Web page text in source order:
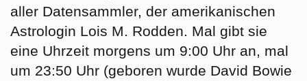
aller Datensammler, der amerikanischen
Astrologin Lois M. Rodden. Mal gibt sie
eine Uhrzeit morgens um 9:00 Uhr an, mal
um 23:50 Uhr (geboren wurde David Bowie